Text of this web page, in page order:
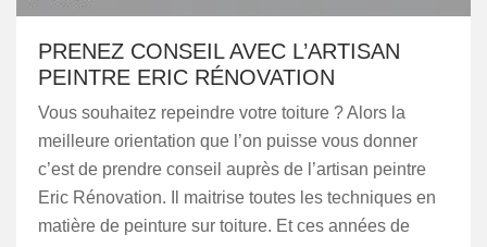
PRENEZ CONSEIL AVEC L’ARTISAN
PEINTRE ERIC RÉNOVATION
Vous souhaitez repeindre votre toiture ? Alors la
meilleure orientation que l’on puisse vous donner
c’est de prendre conseil auprès de l’artisan peintre
Eric Rénovation. Il maitrise toutes les techniques en
matière de peinture sur toiture. Et ces années de